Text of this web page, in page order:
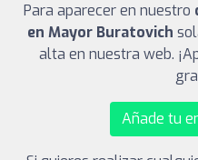
Para aparecer en nuestro
en Mayor Buratovich
alta en nuestra web.
Añade tu